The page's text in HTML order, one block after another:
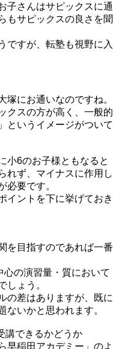
子さんはサピックスに通
もサピックスの良さを聞
ですが、転塾も視野に入
塚にお通いなのですね。
クスの方が高く、一般的
というイメージがついて
小6のお子様ともなると
れず、マイナスに作用し
必要です。
イントを下に挙げておき
を目指すのであれば一番
心の演習量・質において
しょう。
の差はありますが、既に
ないかと思われます。
講できるかどうか
早稲田アカデミー」のよ